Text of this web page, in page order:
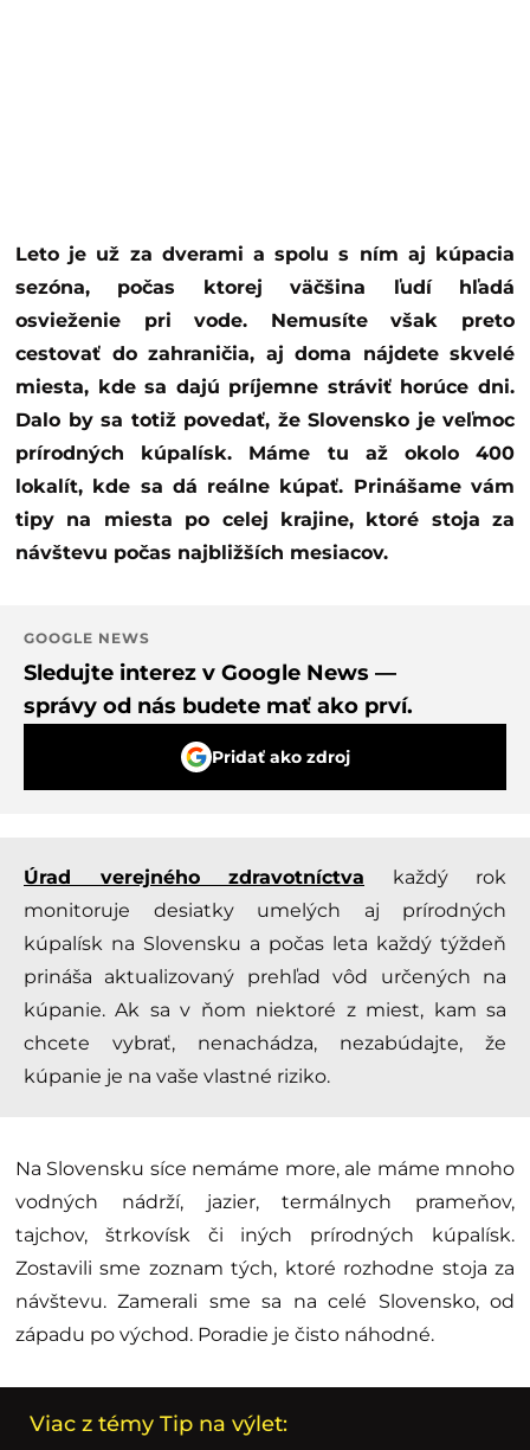
Leto je už za dverami a spolu s ním aj kúpacia
sezóna, počas ktorej väčšina ľudí hľadá
osvieženie pri vode. Nemusíte však preto
cestovať do zahraničia, aj doma nájdete skvelé
miesta, kde sa dajú príjemne stráviť horúce dni.
Dalo by sa totiž povedať, že Slovensko je veľmoc
prírodných kúpalísk. Máme tu až okolo 400
lokalít, kde sa dá reálne kúpať. Prinášame vám
tipy na miesta po celej krajine, ktoré stoja za
návštevu počas najbližších mesiacov.
GOOGLE NEWS
Sledujte interez v Google News —
správy od nás budete mať ako prví.
Pridať ako zdroj
Úrad verejného zdravotníctva každý rok
monitoruje desiatky umelých aj prírodných
kúpalísk na Slovensku a počas leta každý týždeň
prináša aktualizovaný prehľad vôd určených na
kúpanie. Ak sa v ňom niektoré z miest, kam sa
chcete vybrať, nenachádza, nezabúdajte, že
kúpanie je na vaše vlastné riziko.
Na Slovensku síce nemáme more, ale máme mnoho
vodných nádrží, jazier, termálnych prameňov,
tajchov, štrkovísk či iných prírodných kúpalísk.
Zostavili sme zoznam tých, ktoré rozhodne stoja za
návštevu. Zamerali sme sa na celé Slovensko, od
západu po východ. Poradie je čisto náhodné.
Viac z témy Tip na výlet: